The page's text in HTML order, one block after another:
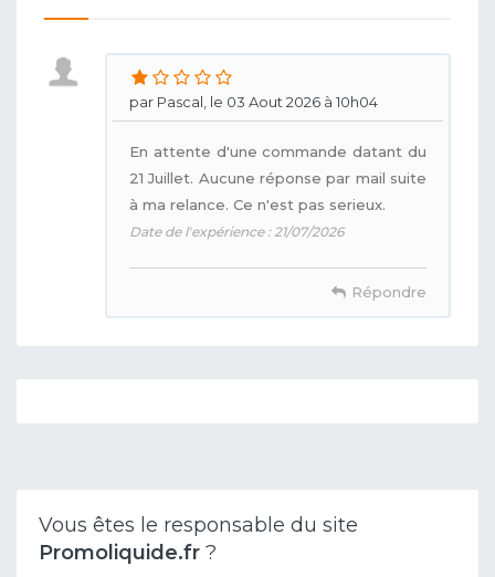
par Pascal, le 03 Aout 2026 à 10h04
En attente d'une commande datant du
21 Juillet. Aucune réponse par mail suite
à ma relance. Ce n'est pas serieux.
Date de l'expérience : 21/07/2026
Répondre
Vous êtes le responsable du site
Promoliquide.fr ?